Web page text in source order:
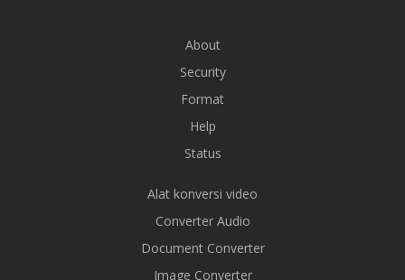
About
Security
Format
Help
Status
Alat konversi video
Converter Audio
Document Converter
Image Converter